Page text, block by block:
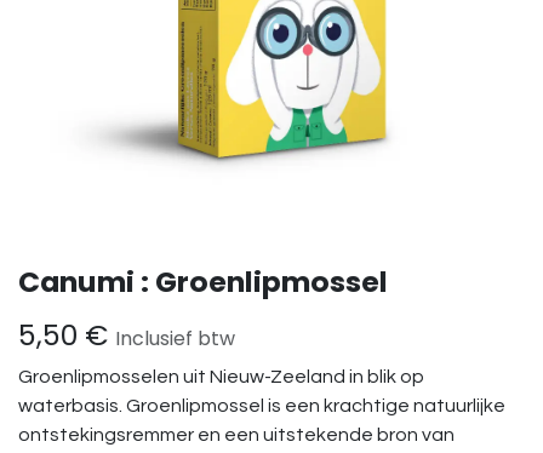
Canumi : Groenlipmossel
5,50 € Inclusief btw
Groenlipmosselen uit Nieuw-Zeeland in blik op
waterbasis. Groenlipmossel is een krachtige natuurlijke
ontstekingsremmer en een uitstekende bron van